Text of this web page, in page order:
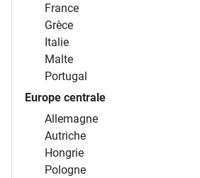
France
Grèce
Italie
Malte
Portugal
Europe centrale
Allemagne
Autriche
Hongrie
Pologne